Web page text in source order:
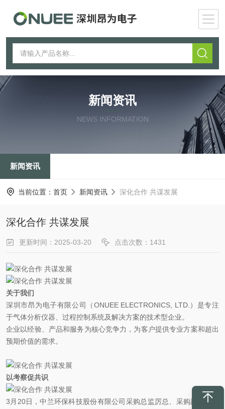
新闻资讯
NEWS INFORMATION
新闻资讯
当前位置： 首页 新闻资讯 深化合作 共谋发展
深化合作 共谋发展
更新时间：2025-03-20 点击次数：1431
关于我们
深圳市昂为电子有限公司（ONUEE ELECTRONICS, LTD.）是专注
于气体分析仪器、过程控制系统及解决方案的技术型企业。
企业以经验、产品和服务为核心竞争力，为客户提供专业方案和超出
预期价值的需求。
以考察促共识
3月20日，中兰环保科技股份有限公司采购总监厉总、采购副总郑总